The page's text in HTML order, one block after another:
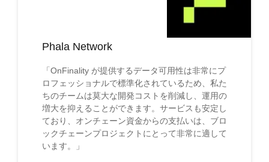
Phala Network
「OnFinality が提供するデータ可用性は非常にプ
ロフェッショナルで標準化されているため、私た
ちのチームは莫大な開発コストを削減し、運用の
増大を抑えることができます。サービスも安定し
ており、オンチェーン資金からの支払いは、ブロ
ックチェーンプロジェクトにとって非常に適して
います。」